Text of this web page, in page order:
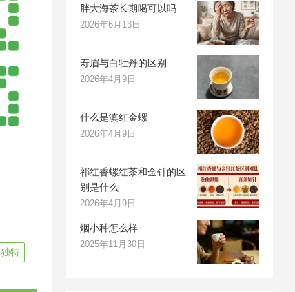
独特
胖大海茶长期喝可以吗
2026年6月13日
寿眉与白牡丹的区别
2026年4月9日
什么是滇红金螺
2026年4月9日
祁红香螺红茶和金针的区
别是什么
2026年4月9日
烟小种怎么样
2025年11月30日